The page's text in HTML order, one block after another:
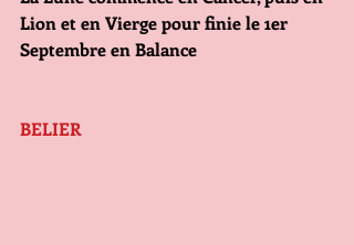
Lion et en Vierge pour finie le 1er
Septembre en Balance
BELIER